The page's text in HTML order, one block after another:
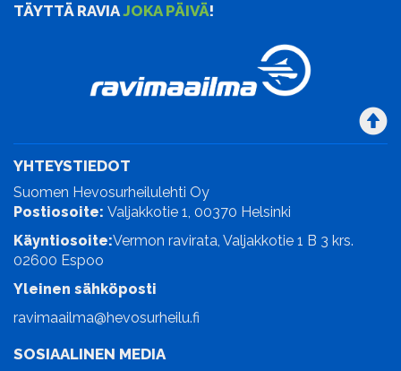
TÄYTTÄ RAVIAJOKA PÄIVÄ!
YHTEYSTIEDOT
Suomen Hevosurheilulehti Oy
Postiosoite: Valjakkotie 1, 00370 Helsinki
Käyntiosoite:Vermon ravirata, Valjakkotie 1 B 3 krs.
02600 Espoo
Yleinen sähköposti
ravimaailma@hevosurheilu.fi
SOSIAALINEN MEDIA